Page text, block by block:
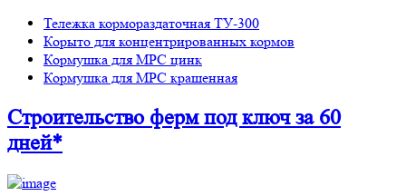
Тележка кормораздаточная ТУ-300
Корыто для концентрированных кормов
Кормушка для МРС цинк
Кормушка для МРС крашенная
Строительство фермпод ключ за 60
дней*